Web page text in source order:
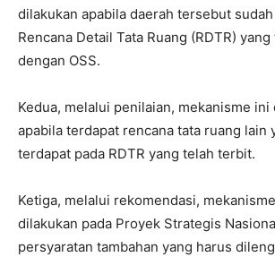
dilakukan apabila daerah tersebut
Rencana Detail Tata Ruang (RDTR)
dengan OSS.
Kedua, melalui penilaian, mekanisme ini
apabila terdapat rencana tata ruang lain
terdapat pada RDTR yang telah terbit.
Ketiga, melalui rekomendasi,
dilakukan pada Proyek Strategis
persyaratan tambahan yang harus